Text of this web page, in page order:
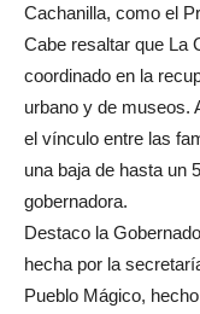
Cachanilla, como el
Cabe resaltar que La
coordinado en la
urbano y de museos.
el vínculo entre las
una baja de hasta un
gobernadora.
Destaco la
hecha por la
Pueblo Mágico,